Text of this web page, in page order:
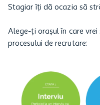
Stagiar îți dă ocazia să
Alege-ți orașul în care vrei
procesului de recrutare: